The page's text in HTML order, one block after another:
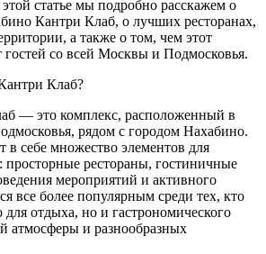
статье мы подробно расскажем о
Кантри Клаб, о лучших ресторанах,
а также о том, чем этот
гостей со всей Москвы и Подмосковья.
Клаб?
— это комплекс, расположенный в
рядом с городом Нахабино.
в себе множество элементов для
просторные рестораны, гостиничные
мероприятий и активного
все более популярным среди тех, кто
для отдыха, но и гастрономического
атмосферы и разнообразных